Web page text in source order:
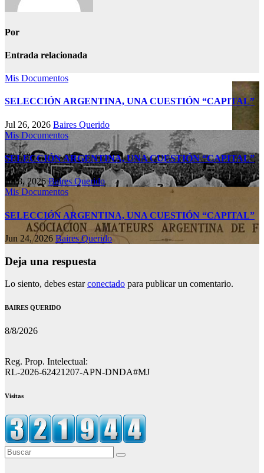
Por
Entrada relacionada
Mis Documentos
SELECCIÓN ARGENTINA, UNA CUESTIÓN “CAPITAL”
Jul 26, 2026 Baires Querido
Mis Documentos
SELECCIÓN ARGENTINA, UNA CUESTIÓN “CAPITAL”
Jul 8, 2026Baires Querido
Mis Documentos
SELECCIÓN ARGENTINA, UNA CUESTIÓN “CAPITAL”
Jun 24, 2026 Baires Querido
Deja una respuesta
Lo siento, debes estarconectado para publicar un comentario.
BAIRES QUERIDO
8/8/2026
Reg. Prop. Intelectual:
RL-2026-62421207-APN-DNDA#MJ
Visitas